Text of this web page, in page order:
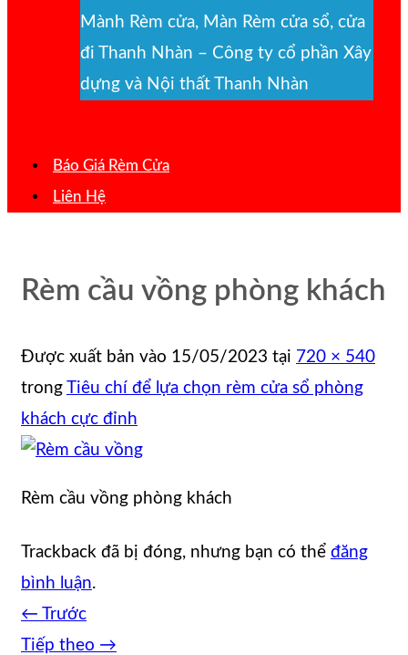
Mành Rèm cửa, Màn Rèm cửa sổ, cửa
đi Thanh Nhàn – Công ty cổ phần Xây
dựng và Nội thất Thanh Nhàn
Báo Giá Rèm Cửa
Liên Hệ
Rèm cầu vồng phòng khách
Được xuất bản vào 15/05/2023 tại 720 × 540
trong Tiêu chí để lựa chọn rèm cửa sổ phòng
khách cực đỉnh
Rèm cầu vồng phòng khách
Trackback đã bị đóng, nhưng bạn có thể đăng
bình luận.
← Trước
Tiếp theo →